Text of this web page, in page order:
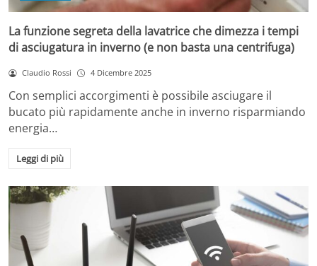
La funzione segreta della lavatrice che dimezza i tempi
di asciugatura in inverno (e non basta una centrifuga)
Claudio Rossi 4 Dicembre 2025
Con semplici accorgimenti è possibile asciugare il
bucato più rapidamente anche in inverno risparmiando
energia…
Leggi di più